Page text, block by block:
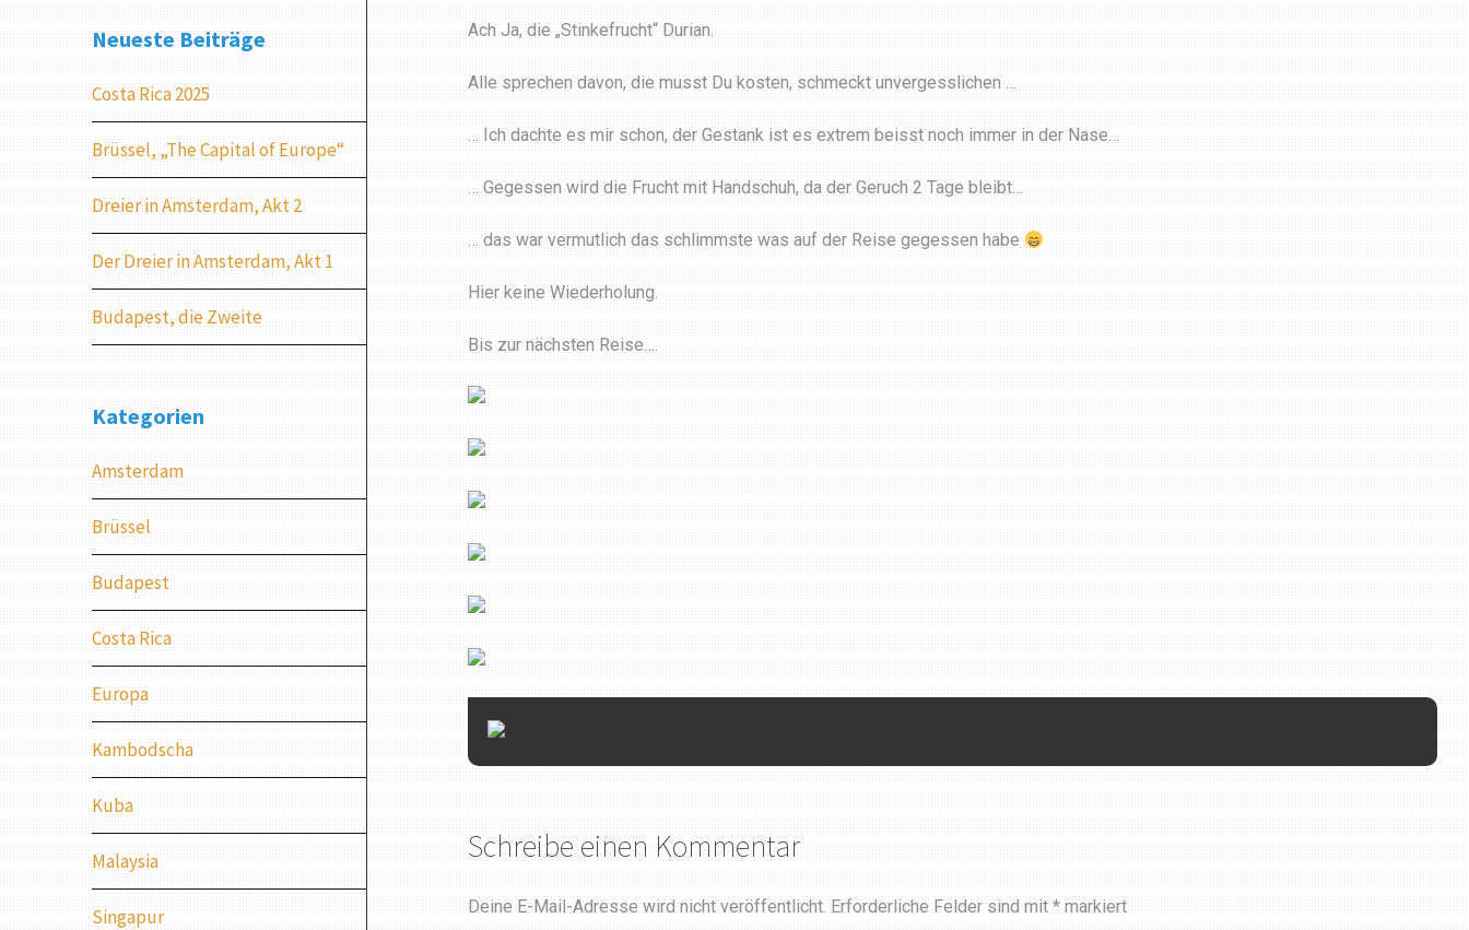
Neueste Beiträge
Costa Rica 2025
Brüssel, „The Capital of Europe“
Dreier in Amsterdam, Akt 2
Der Dreier in Amsterdam, Akt 1
Budapest, die Zweite
Kategorien
Amsterdam
Brüssel
Budapest
Costa Rica
Europa
Kambodscha
Kuba
Malaysia
Singapur
Ach Ja, die „Stinkefrucht“ Durian.
Alle sprechen davon, die musst Du kosten, schmeckt unvergesslichen …
… Ich dachte es mir schon, der Gestank ist es extrem beisst noch immer in der Nase…
… Gegessen wird die Frucht mit Handschuh, da der Geruch 2 Tage bleibt…
… das war vermutlich das schlimmste was auf der Reise gegessen habe
Hier keine Wiederholung.
Bis zur nächsten Reise….
Schreibe einen Kommentar
Deine E-Mail-Adresse wird nicht veröffentlicht. Erforderliche Felder sind mit *markiert